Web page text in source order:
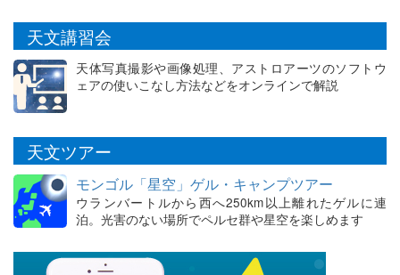
天文講習会
天体写真撮影や画像処理、アストロアーツのソフトウ
ェアの使いこなし方法などをオンラインで解説
天文ツアー
モンゴル「星空」ゲル・キャンプツアー
ウランバートルから西へ250km以上離れたゲルに連
泊。光害のない場所でペルセ群や星空を楽しめます